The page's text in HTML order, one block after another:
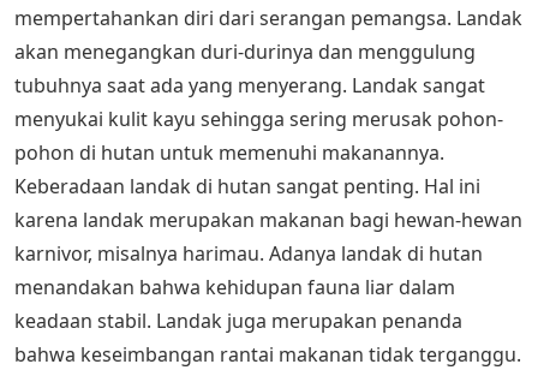
mempertahankan diri dari serangan pemangsa. Landak
akan menegangkan duri-durinya dan menggulung
tubuhnya saat ada yang menyerang. Landak sangat
menyukai kulit kayu sehingga sering merusak pohon-
pohon di hutan untuk memenuhi makanannya.
Keberadaan landak di hutan sangat penting. Hal ini
karena landak merupakan makanan bagi hewan-hewan
karnivor, misalnya harimau. Adanya landak di hutan
menandakan bahwa kehidupan fauna liar dalam
keadaan stabil. Landak juga merupakan penanda
bahwa keseimbangan rantai makanan tidak terganggu.